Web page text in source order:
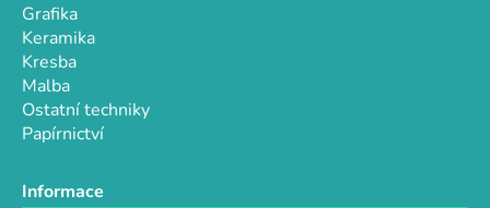
Grafika
Keramika
Kresba
Malba
Ostatní techniky
Papírnictví
Informace